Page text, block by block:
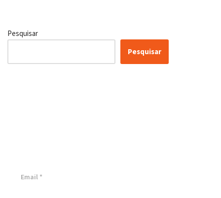
Pesquisar
Pesquisar